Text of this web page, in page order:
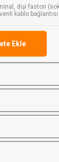
dişi faston
kablo